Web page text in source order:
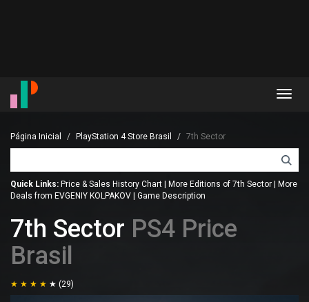
Página Inicial PlayStation 4 Store Brasil 7th Sector
Quick Links: Price & Sales History Chart More Editions of 7th Sector
More
Deals from EVGENIY KOLPAKOV
Game Description
7th Sector PS4 Price
Brasil
(29)